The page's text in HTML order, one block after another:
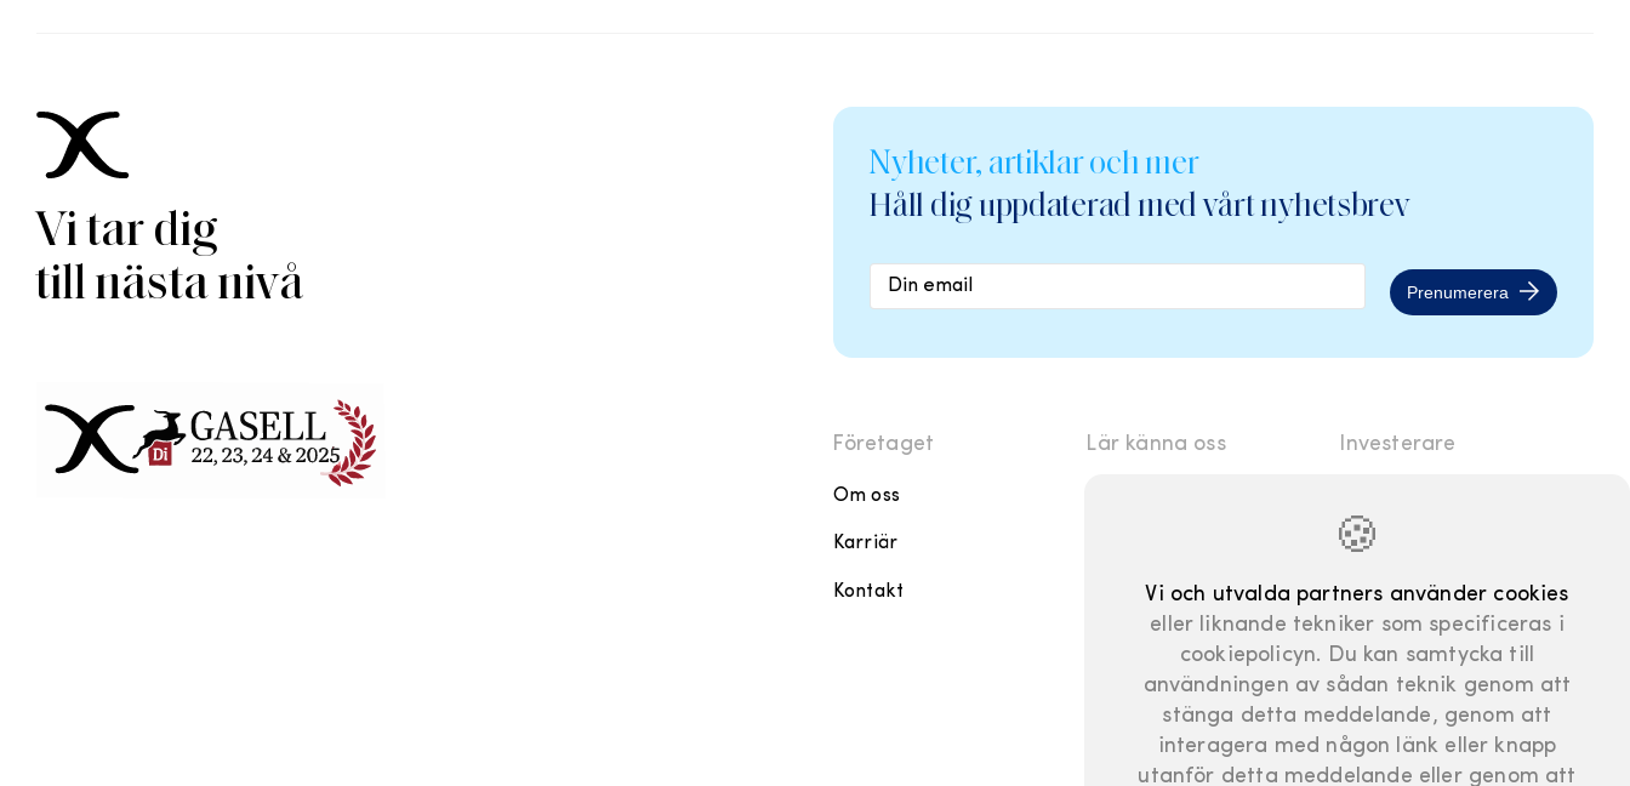
Vi tar dig
till nästa nivå
Nyheter, artiklar och mer
Håll dig uppdaterad med vårt nyhetsbrev
Prenumerera
Företaget
Om oss
Karriär
Kontakt
Lär känna oss
Handbok
Investerare
Pressmeddelande
Rapporter och
Presentationer
Finansiell kalender
Bolagsstyrning
🍪
Vi och utvalda partners använder cookies
eller liknande tekniker som specificeras i
cookiepolicyn. Du kan samtycka till
användningen av sådan teknik genom att
stänga detta meddelande, genom att
interagera med någon länk eller knapp
utanför detta meddelande eller genom att